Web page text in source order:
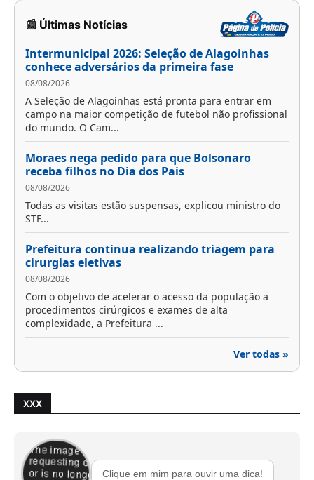
📰 Últimas Notícias
Intermunicipal 2026: Seleção de Alagoinhas
conhece adversários da primeira fase
08/08/2026
A Seleção de Alagoinhas está pronta para entrar em
campo na maior competição de futebol não profissional
do mundo. O Cam...
Moraes nega pedido para que Bolsonaro
receba filhos no Dia dos Pais
08/08/2026
Todas as visitas estão suspensas, explicou ministro do
STF...
Prefeitura continua realizando triagem para
cirurgias eletivas
08/08/2026
Com o objetivo de acelerar o acesso da população a
procedimentos cirúrgicos e exames de alta
complexidade, a Prefeitura ...
Ver todas »
XXX
Clique em mim para ouvir uma dica!